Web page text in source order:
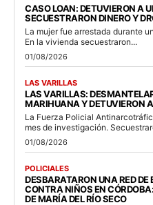
CASO LOAN: DETUVIERON A
SECUESTRARON DINERO Y
La mujer fue arrestada durante
En la vivienda secuestraron...
01/08/2026
LAS VARILLAS
LAS VARILLAS:
MARIHUANA Y DETUVIERON
La Fuerza Policial
mes de investigación.
01/08/2026
POLICIALES
DESBARATARON UNA RED DE
CONTRA NIÑOS EN
DE MARÍA DEL RÍO SECO